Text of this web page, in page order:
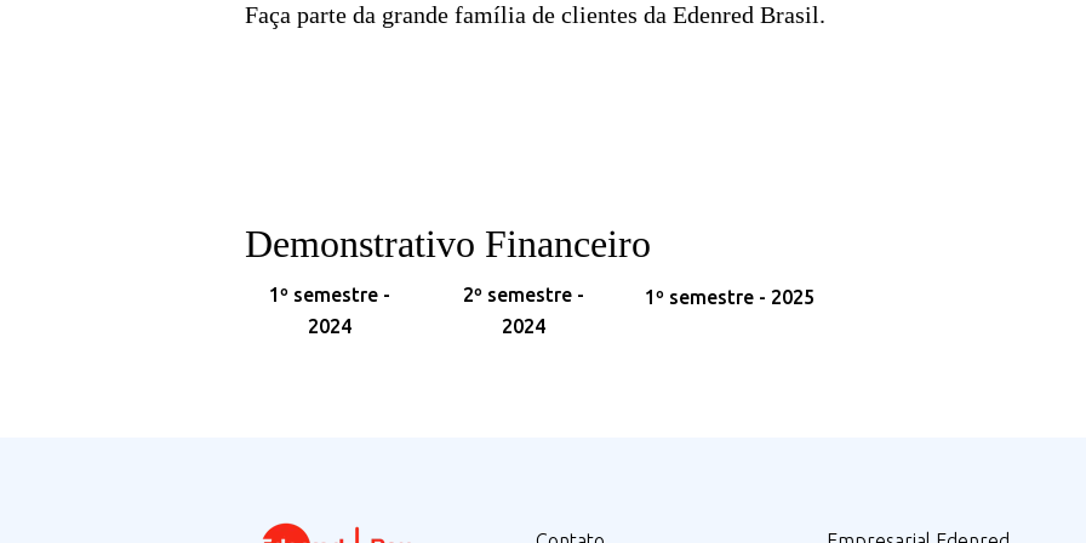
Faça parte da grande família de clientes da Edenred Brasil.
Demonstrativo Financeiro
1º semestre -
2024
2º semestre -
2024
1º semestre - 2025